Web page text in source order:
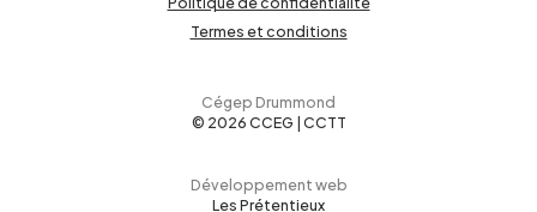
Termes et conditions
Cégep Drummond
© 2026 CCEG | CCTT
Développement web
Les Prétentieux